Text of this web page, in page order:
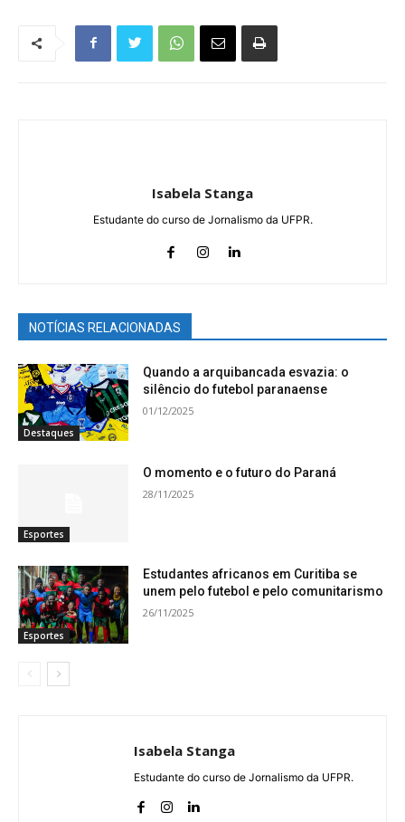
Isabela Stanga
Estudante do curso de Jornalismo da UFPR.
NOTÍCIAS RELACIONADAS
Destaques
Quando a arquibancada esvazia: o
silêncio do futebol paranaense
01/12/2025
Esportes
O momento e o futuro do Paraná
28/11/2025
Esportes
Estudantes africanos em Curitiba se
unem pelo futebol e pelo comunitarismo
26/11/2025
Isabela Stanga
Estudante do curso de Jornalismo da UFPR.